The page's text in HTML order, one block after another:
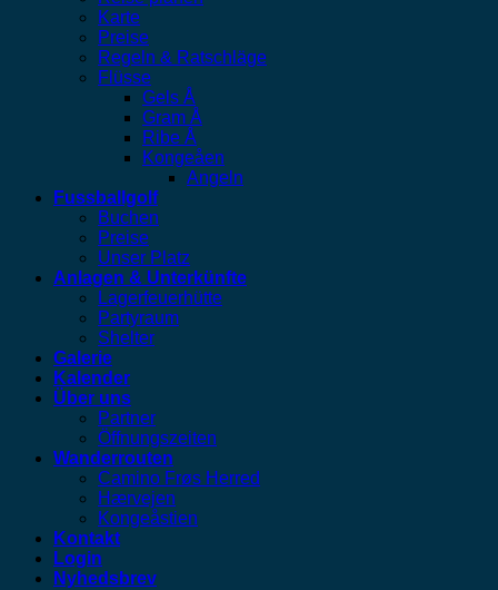
Karte
Preise
Regeln & Ratschläge
Flüsse
Gels Å
Gram Å
Ribe Å
Kongeåen
Angeln
Fussballgolf
Buchen
Preise
Unser Platz
Anlagen & Unterkünfte
Lagerfeuerhütte
Partyraum
Shelter
Galerie
Kalender
Über uns
Partner
Öffnungszeiten
Wanderrouten
Camino Frøs Herred
Hærvejen
Kongeåstien
Kontakt
Login
Nyhedsbrev